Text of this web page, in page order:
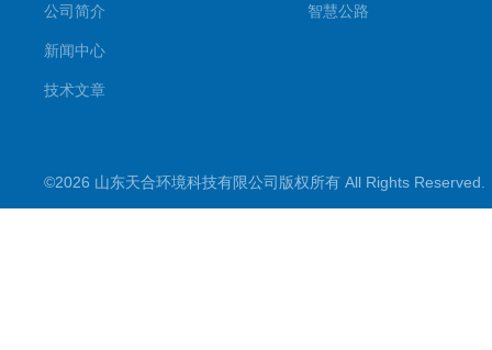
公司简介
新闻中心
技术文章
智慧公路
©2026 山东天合环境科技有限公司版权所有 All Rights